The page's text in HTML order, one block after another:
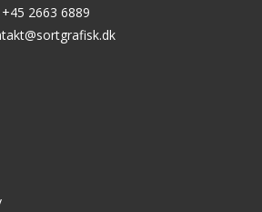
2663 6889